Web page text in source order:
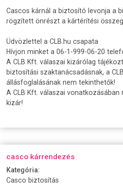
Cascos kárnál a biztosító levonja a
rögzített önrészt a kártérítési
Üdvözlettel a CLB.hu csapata
Hívjon minket a 06-1-999-06-20
A CLB Kft. válaszai kizárólag
biztosítási szaktanácsadásnak, a
állásfoglalásának nem tekinthetők!
A CLB Kft. válaszai
kizár!
casco kárrendezés
Kategória:
Casco biztosítás